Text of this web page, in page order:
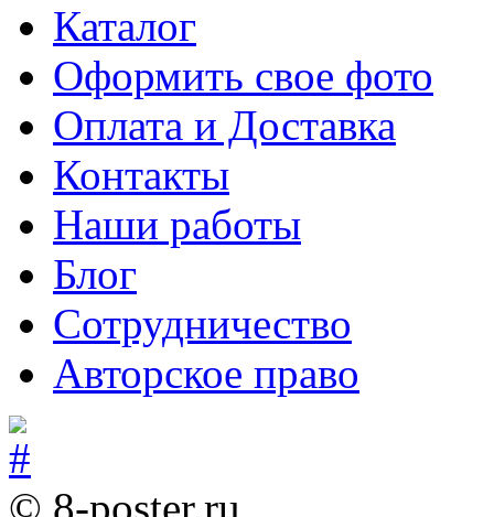
Каталог
Оформить свое фото
Оплата и Доставка
Контакты
Наши работы
Блог
Сотрудничество
Авторское право